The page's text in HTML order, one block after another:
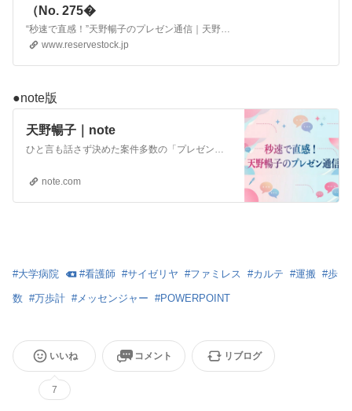
（No. 275�
“秒速で直感！”天野暢子のプレゼン通信｜天野暢子(あまののぶこ)｜天野暢子｜プレゼンテーション プレゼン ス�
www.reservestock.jp
●note版
天野暢子｜note
ひと言も話さず決めた案件多数の「プレゼン・コンシェルジュ」、情報デザイナー。「話さず決める！プレゼン」など著作は日本、台湾、中国、韓国で発刊され20冊超。東京藝術大学・放送大学両大学院で情報デザイン専攻。制作：日本初の「センサリールーム」(国立競技場）、「RockziU」ほか。
note.com
#大学病院 #看護師 #サイゼリヤ #ファミレス #カルテ #運搬 #歩
数 #万歩計 #メッセンジャー #POWERPOINT
いいね
7
コメント リブログ